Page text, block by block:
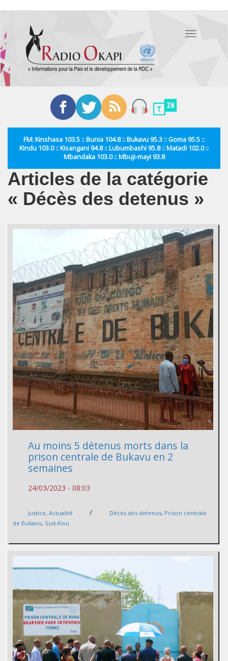
contenu
principal
Toggle
FM: Kinshasa 103.5 :: Bunia 104.8 :: Bukavu 95.3 :: Goma 95.5 ::
Kindu 103.0 :: Kisangani 94.8 :: Lubumbashi 95.8 :: Matadi 102.0 ::
Mbandaka 103.0 :: Mbuji-mayi 93.8
Articles de la catégorie
« Décès des detenus »
Au moins 5 détenus morts dans la
prison centrale de Bukavu en 2
semaines
24/03/2023 - 08:03
Justice, Actualité / Décès des detenus, Prison centrale
de Bukavu, Sud-Kivu